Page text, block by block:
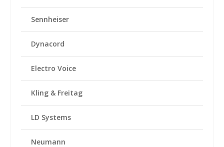
Sennheiser
Dynacord
Electro Voice
Kling & Freitag
LD Systems
Neumann